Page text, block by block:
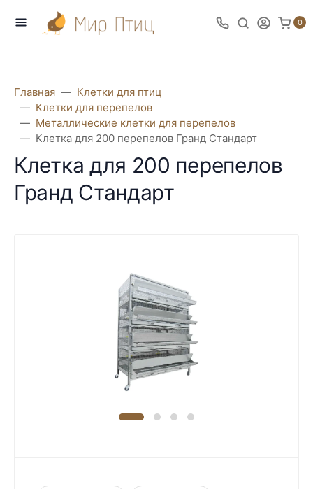
0
Главная
Клетки для птиц
Клетки для перепелов
Металлические клетки для перепелов
Клетка для 200 перепелов Гранд Стандарт
Клетка для 200 перепелов
Гранд Стандарт